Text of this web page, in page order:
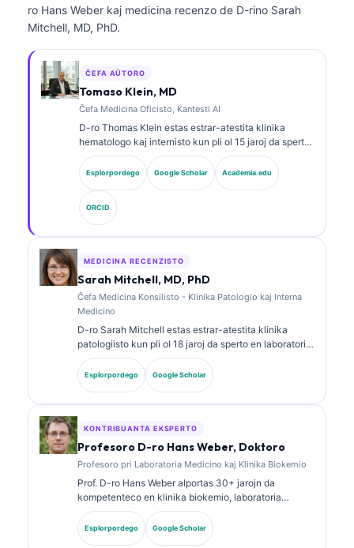
ro Hans Weber kaj medicina recenzo de D-rino Sarah
Mitchell, MD, PhD.
ĈEFA AŬTORO
Tomaso Klein, MD
Ĉefa Medicina Oficisto, Kantesti AI
D-ro Thomas Klein estas estrar-atestita klinika
hematologo kaj internisto kun pli ol 15 jaroj da sperto
en laboratoria medicino kaj AI-helpita klinika analizo.
Kiel Ĉefa Medicina Oficiro ĉe Kantesti AI, li provizas
klinikan superrigardon pri la medicina precizeco de la
proprieta neŭrala reto. D-ro Klein publikigis vaste pri
interpretado de biomarkiloj kaj laboratoria
diagnozado pri temoj de laboratoria medicino.
Esplorpordego Google Scholar Academia.edu
ORCID
MEDICINA RECENZISTO
Sarah Mitchell, MD, PhD
Ĉefa Medicina Konsilisto - Klinika Patologio kaj Interna
Medicino
D-ro Sarah Mitchell estas estrar-atestita klinika
patologiisto kun pli ol 18 jaroj da sperto en laboratoria
medicino kaj diagnoza analizo. Ŝi havas specialajn
atestojn en klinika kemio kaj publikigis amplekse pri
biomarkilaj paneloj kaj laboratoria analizo en klinika
Esplorpordego Google Scholar
KONTRIBUANTA EKSPERTO
Profesoro D-ro Hans Weber, Doktoro
Profesoro pri Laboratoria Medicino kaj Klinika Biokemio
Prof. D-ro Hans Weber alportas 30+ jarojn da
kompetenteco en klinika biokemio, laboratoria
medicino kaj biomarkila esplorado. Iama Prezidanto
de la Germana Societo por Klinika Kemio, li
specialiĝas pri analizo de diagnozaj paneloj,
Esplorpordego Google Scholar